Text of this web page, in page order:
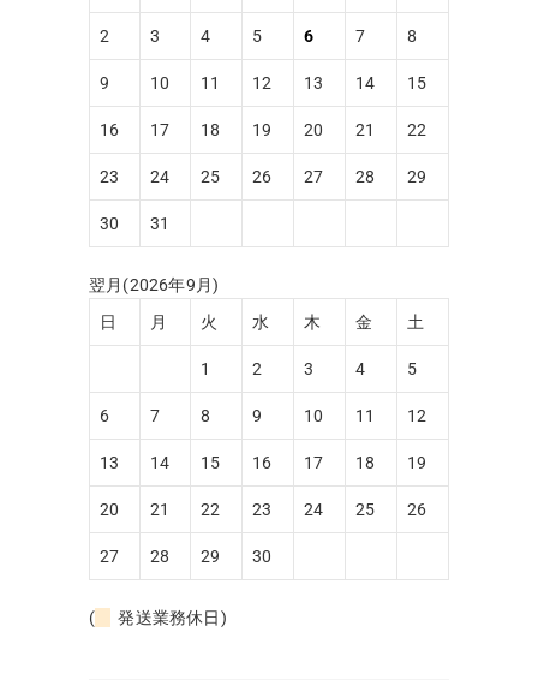
2 3 4 5 6 7 8
9 10 11 12 13 14 15
16 17 18 19 20 21 22
23 24 25 26 27 28 29
30 31
翌月(2026年9月)
日
月 火 水 木 金 土
1 2 3 4 5
6 7 8 9 10 11 12
13 14 15 16 17 18 19
20 21 22 23 24 25 26
27 28 29 30
( 発送業務休日)